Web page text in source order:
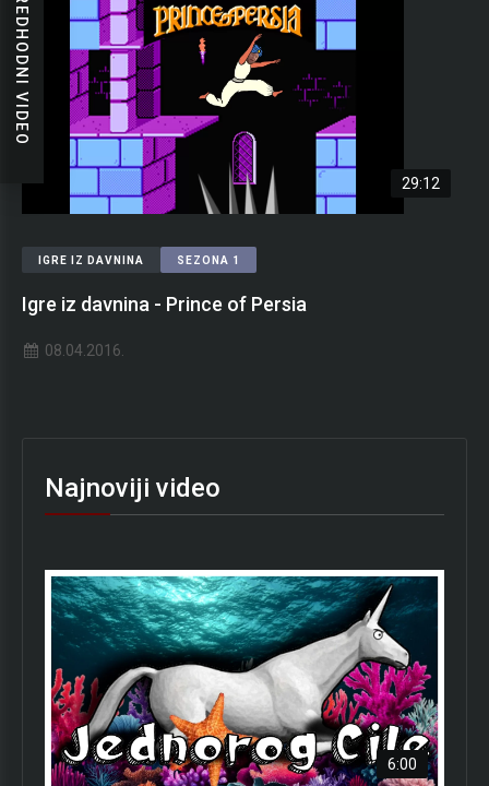
PREDHODNI VIDEO
29:12
IGRE IZ DAVNINA SEZONA 1
Igre iz davnina - Prince of Persia
08.04.2016.
Najnoviji video
6:00